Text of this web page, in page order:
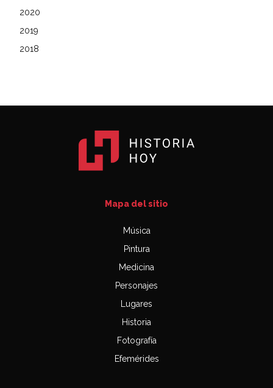
2020
2019
2018
Mapa del sitio
Música
Pintura
Medicina
Personajes
Lugares
Historia
Fotografía
Efemérides